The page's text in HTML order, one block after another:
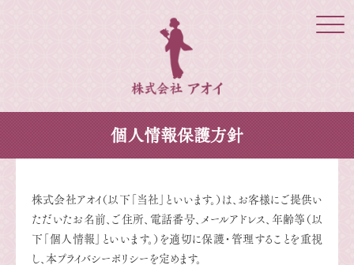
Click
個人情報保護方針
株式会社アオイ（以下「当社」といいます。）は、お客様にご提供い
ただいたお名前、ご住所、電話番号、メールアドレス、年齢等（以
下「個人情報」といいます。）を適切に保護・管理することを重視
し、本プライバシーポリシーを定めます。